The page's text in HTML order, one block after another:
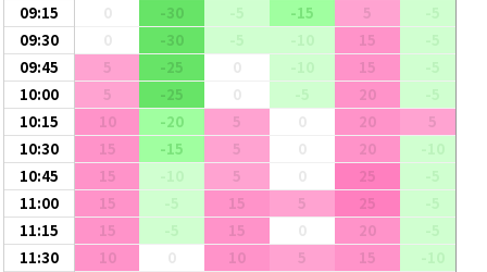
09:15
-30 -15 5
09:30
-30 15
09:45
5 -25 15
10:00
5 -25 20
10:15
10 -20 5 20
5
10:30
15 -15 5 20
10:45
15 5 25
11:00
15 15 5 25
11:15
15 15 20
11:30
10 10 5 15